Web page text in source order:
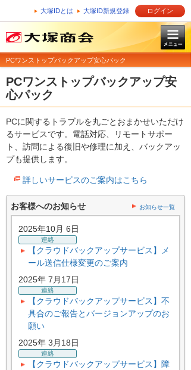
大塚IDとは 大塚ID新規登録 ログイン
PCワンストップバックアップ安心パック
PCワンストップバックアップ安
心パック
PCに関するトラブルを丸ごとおまかせいただけ
るサービスです。電話対応、リモートサポー
ト、訪問による復旧や修理に加え、バックアッ
プも提供します。
詳しいサービスのご案内はこちら
お客様へのお知らせ お知らせ一覧
2025年10月 6日
連絡
【クラウドバックアップサービス】メ
ール送信仕様変更のご案内
2025年 7月17日
連絡
【クラウドバックアップサービス】不
具合のご報告とバージョンアップのお
願い
2025年 3月18日
連絡
【クラウドバックアップサービス】障